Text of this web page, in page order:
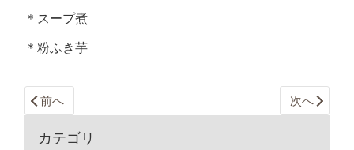
＊スープ煮
＊粉ふき芋
前へ 次へ
カテゴリ